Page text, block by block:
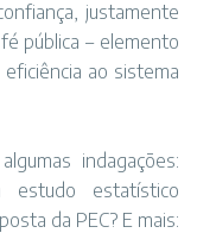
justamente
pública – elemento
ao sistema
indagações:
estatístico
da PEC? E mais: